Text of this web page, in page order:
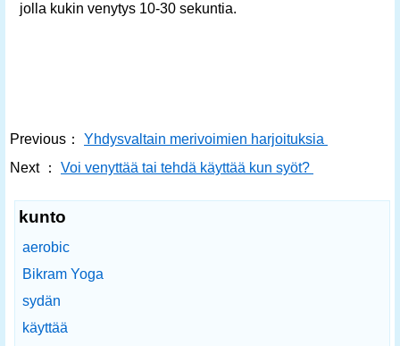
jolla kukin venytys 10-30 sekuntia.
Previous：
Yhdysvaltain merivoimien harjoituksia
Next ：
Voi venyttää tai tehdä käyttää kun syöt?
kunto
aerobic
Bikram Yoga
sydän
käyttää